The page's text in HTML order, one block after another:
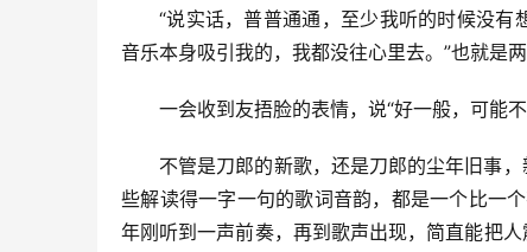
“说实话，普普通通，至少我听的时候没
音乐本身吸引我的，我都没往心里去。”也就是
一会收到友捂脸的表情，说“好一般，可能
不管是刀郎的新歌，还是刀郎的尘年旧事
些解读得一字一句的歌词音韵，都是一个比一
年刚听到一声前奏，再到歌声出现，简直能把